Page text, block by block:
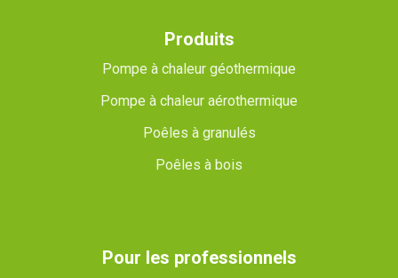
Produits
Pompe à chaleur géothermique
Pompe à chaleur aérothermique
Poêles à granulés
Poêles à bois
Pour les professionnels